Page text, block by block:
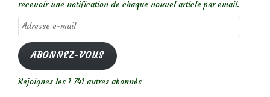
recevoir une notification de chaque nouvel article par email.
Adresse
e-
mail
ABONNEZ-VOUS
Rejoignez les 1 741 autres abonnés